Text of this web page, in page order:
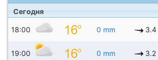
Сегодня
18:00 0 mm 3.4
19:00 0 mm 3.2